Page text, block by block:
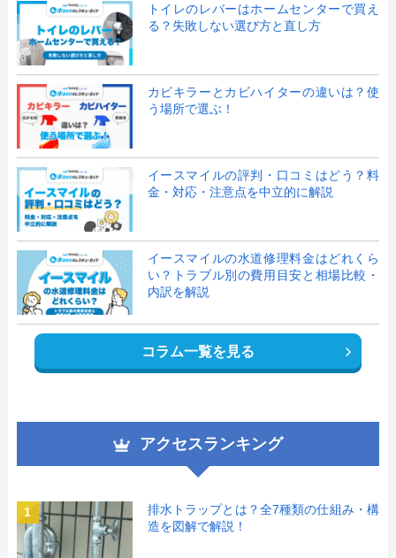
トイレのレバーはホームセンターで買え
る？失敗しない選び方と直し方
カビキラーとカビハイターの違いは？使
う場所で選ぶ！
イースマイルの評判・口コミはどう？料
金・対応・注意点を中立的に解説
イースマイルの水道修理料金はどれくら
い？トラブル別の費用目安と相場比較・
内訳を解説
コラム一覧を見る
アクセスランキング
1
排水トラップとは？全7種類の仕組み・構
造を図解で解説！